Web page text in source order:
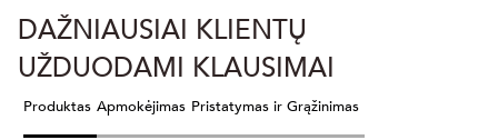
DAŽNIAUSIAI KLIENTŲ
UŽDUODAMI KLAUSIMAI
Produktas Apmokėjimas Pristatymas ir Grąžinimas